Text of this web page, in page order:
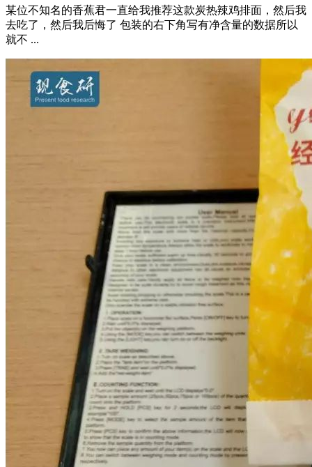
某位不知名的香蕉君一直给我推荐这款炭热辣鸡排面，然后我
去吃了，然后我后悔了 包装的右下角写有净含量的数据所以
就不 ...